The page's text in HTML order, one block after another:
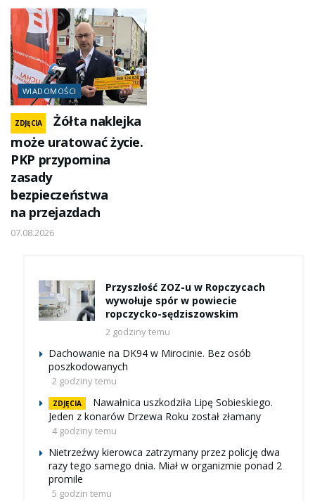
WIADOMOŚCI
ZDJĘCIA
Żółta naklejka
może uratować życie.
PKP przypomina
zasady
bezpieczeństwa
na przejazdach
07.08.2026
Przyszłość ZOZ-u w Ropczycach
wywołuje spór w powiecie
ropczycko-sędziszowskim
2 godziny temu
Dachowanie na DK94 w Mirocinie. Bez osób
poszkodowanych
2 godziny temu
ZDJĘCIA
Nawałnica uszkodziła Lipę Sobieskiego.
Jeden z konarów Drzewa Roku został złamany
4 godziny temu
Nietrzeźwy kierowca zatrzymany przez policję dwa
razy tego samego dnia. Miał w organizmie ponad 2
promile
5 godzin temu